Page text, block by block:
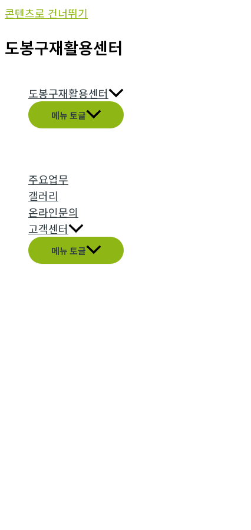
콘텐츠로 건너뛰기
도봉구재활용센터
도봉구재활용센터
메뉴 토글
주요업무
갤러리
온라인문의
고객센터
메뉴 토글